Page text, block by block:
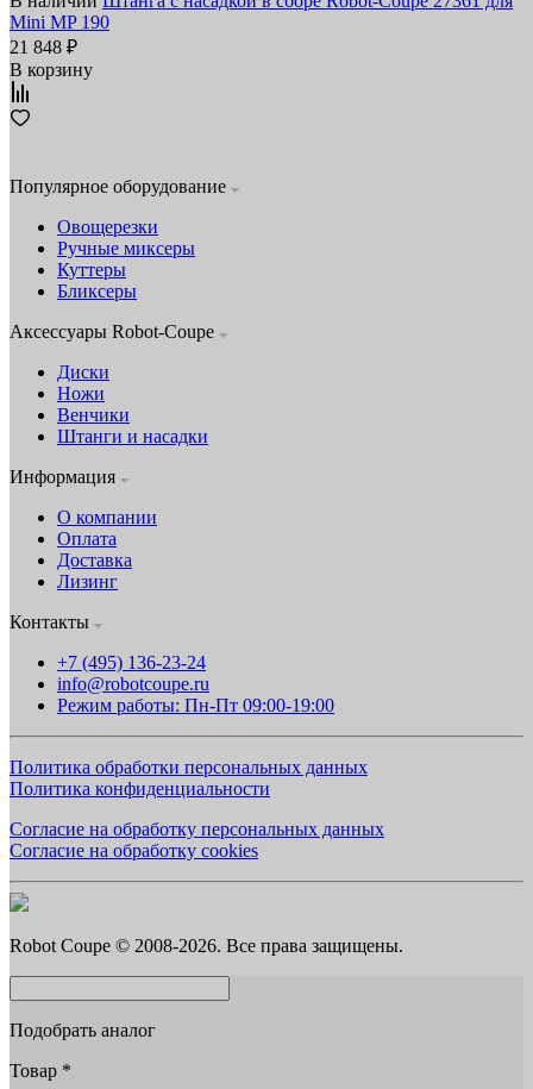
Mini MP 190
21 848 ₽
В корзину
Популярное оборудование
Овощерезки
Ручные миксеры
Куттеры
Бликсеры
Аксессуары Robot-Coupe
Диски
Ножи
Венчики
Штанги и насадки
Информация
О компании
Оплата
Доставка
Лизинг
Контакты
+7 (495) 136-23-24
info@robotcoupe.ru
Режим работы: Пн-Пт 09:00-19:00
Политика обработки персональных данных
Политика конфиденциальности
Согласие на обработку персональных данных
Согласие на обработку cookies
Robot Coupe © 2008-2026. Все права защищены.
Подобрать аналог
Товар *